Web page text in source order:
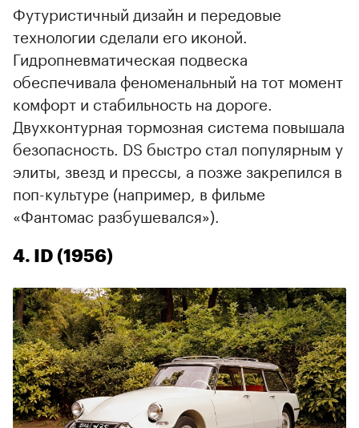
Футуристичный дизайн и передовые
технологии сделали его иконой.
Гидропневматическая подвеска
обеспечивала феноменальный на тот момент
комфорт и стабильность на дороге.
Двухконтурная тормозная система повышала
безопасность. DS быстро стал популярным у
элиты, звезд и прессы, а позже закрепился в
поп-культуре (например, в фильме
«Фантомас разбушевался»).
4. ID (1956)